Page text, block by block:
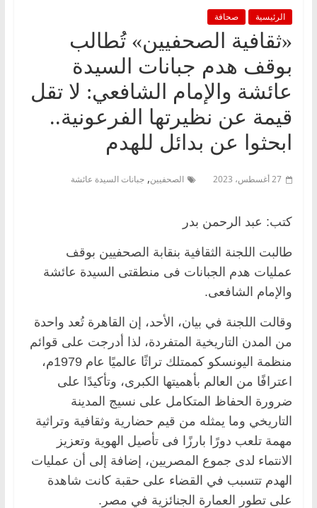
الرئيسية صحافة
«ثقافية الصحفيين» تُطالب
بوقف هدم جبانات السيدة
عائشة والإمام الشافعي: لا تقل
قيمة عن نظيرتها الفرعونية..
ابحثوا عن بدائل للهدم
27 أغسطس، 2023 الصحفيين, جبانات السيدة عائشة
كتب: عبد الرحمن بدر
طالبت اللجنة الثقافية بنقابة الصحفيين بوقف
عمليات هدم الجبانات فى منطقتى السيدة عائشة
والإمام الشافعى.
وقالت اللجنة في بيان، الأحد، إن القاهرة تُعد واحدة
من المدن التاريخية المتفردة، لذا أدرجت على قوائم
منظمة اليونسكو كممتلك تراثًا عالميًا عام 1979م،
اعترافًا من العالم بأهميتها الكبرى، وتأكيدًا على
ضرورة الحفاظ المتكامل على نسيج المدينة
التاريخي وما يمثله من قيم حضارية وثقافية وتراثية
مهمة تلعب دورًا بارزًا فى تأصيل الهوية وتعزيز
الانتماء لدى جموع المصريين، إضافة إلى أن عمليات
الهدم تتسبب في القضاء على حقبة كانت شاهدة
على تطور العمارة الجنائزية في مصر.